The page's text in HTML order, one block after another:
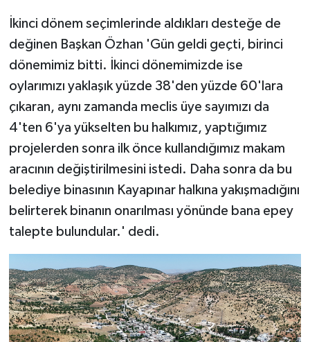
İkinci dönem seçimlerinde aldıkları desteğe de
değinen Başkan Özhan 'Gün geldi geçti, birinci
dönemimiz bitti. İkinci dönemimizde ise
oylarımızı yaklaşık yüzde 38'den yüzde 60'lara
çıkaran, aynı zamanda meclis üye sayımızı da
4'ten 6'ya yükselten bu halkımız, yaptığımız
projelerden sonra ilk önce kullandığımız makam
aracının değiştirilmesini istedi. Daha sonra da bu
belediye binasının Kayapınar halkına yakışmadığını
belirterek binanın onarılması yönünde bana epey
talepte bulundular.' dedi.